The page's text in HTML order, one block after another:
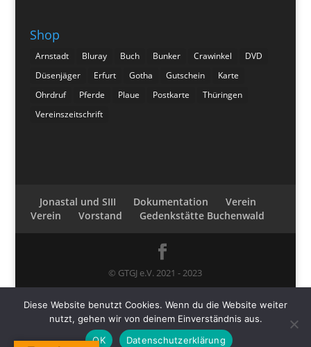
Shop
Arnstadt Bluray Buch Bunker Crawinkel
DVD
Düsenjäger
Erfurt Gotha Gutschein
Karte
Ohrdruf
Pferde Plaue Postkarte
Thüringen
Vereinszeitschrift
Jonastal und SIII Dokumentation
Verein
Verein
Vorstand Gedenkstätte Buchenwald
© GTGJ e.V. 2021 - 2023
Diese Website benutzt Cookies. Wenn du die Website weiter
nutzt, gehen wir von deinem Einverständnis aus.
OK
Datenschutzerklärung